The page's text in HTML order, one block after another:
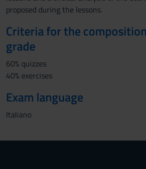
proposed during the lessons.
Criteria for the
grade
60% quizzes
40% exercises
Exam language
Italiano